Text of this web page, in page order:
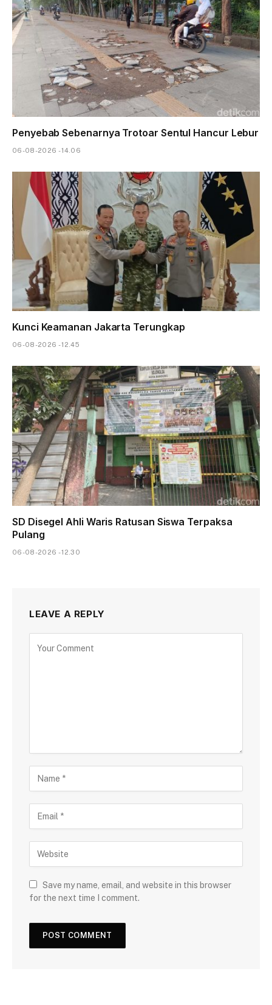
Penyebab Sebenarnya Trotoar Sentul Hancur Lebur
06-08-2026 - 14.06
Kunci Keamanan Jakarta Terungkap
06-08-2026 - 12.45
SD Disegel Ahli Waris Ratusan Siswa Terpaksa
Pulang
06-08-2026 - 12.30
LEAVE A REPLY
Save my name, email, and website in this browser
for the next time I comment.